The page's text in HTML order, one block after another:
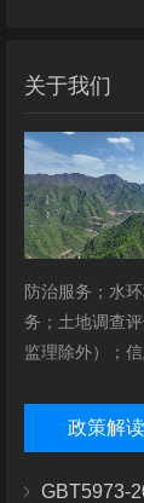
关于我们
防治服务；水
务；土地调查
监理除外）；
政策解读